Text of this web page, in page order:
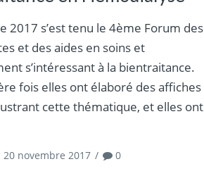
2017 s’est tenu le 4ème Forum des
et des aides en soins et
s’intéressant à la bientraitance.
fois elles ont élaboré des affiches
cette thématique, et elles ont
20 novembre 2017 / 0